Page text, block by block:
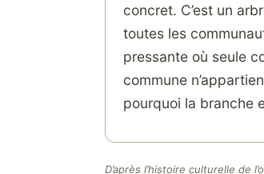
concret. C’est un
toutes les
pressante où seule
commune
pourquoi la branche
D’après l’histoire culturelle de